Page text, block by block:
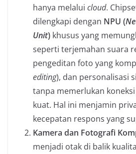
hanya melalui cloud.
dilengkapi dengan NPU (
Unit) khusus yang
seperti terjemahan suara
pengeditan foto yang
editing), dan personalisasi
tanpa memerlukan
kuat. Hal ini menjamin
kecepatan respons yang
Kamera dan Fotografi
menjadi otak di balik